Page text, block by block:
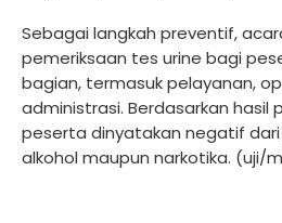
Sebagai langkah preventif,
pemeriksaan tes urine bagi
bagian, termasuk pelayanan,
administrasi. Berdasarkan hasil
peserta dinyatakan negatif
alkohol maupun narkotika. (uji/